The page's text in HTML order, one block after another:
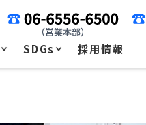
SDGs 採用情報